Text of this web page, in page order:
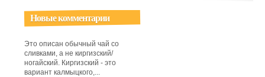
Новые комментарии
Это описан обычный чай со
сливками, а не киргизский/
ногайский. Киргизский - это
вариант калмыцкого,...